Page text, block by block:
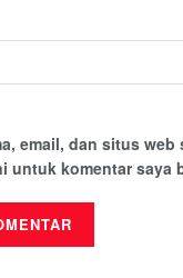
email, dan situs web
untuk komentar saya